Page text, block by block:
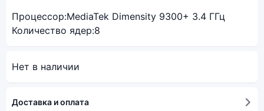
Процессор:MediaTek Dimensity 9300+ 3.4 ГГц
Количество ядер:8
Нет в наличии
Доставка и оплата